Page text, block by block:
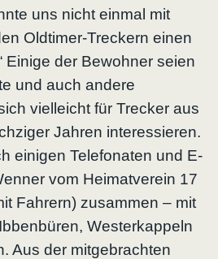
uns nicht einmal mit
Oldtimer-Treckern einen
Einige der Bewohner seien
und auch andere
vielleicht für Trecker aus
Jahren interessieren.
einigen Telefonaten und E-
vom Heimatverein 17
Fahrern) zusammen – mit
Westerkappeln
Aus der mitgebrachten